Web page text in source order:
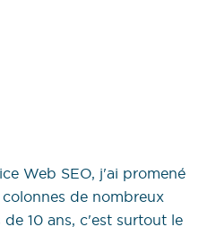
Web SEO, j'ai promené
de nombreux
10 ans, c'est surtout le